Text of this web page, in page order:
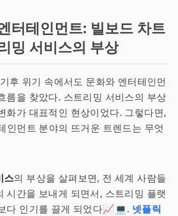
터테인먼트: 빌보드 차트
밍 서비스의 부상
후 위기 속에서도 문화와 엔터테인먼
름을 찾았다. 스트리밍 서비스의 부상
화가 대표적인 현상이었다. 그렇다면,
인먼트 분야의 뜨거운 트렌드는 무엇
스의 부상을 살펴보면, 전 세계 사람들
시간을 보내게 되면서, 스트리밍 플랫
다 인기를 끌게 되었다📈💻. 넷플릭